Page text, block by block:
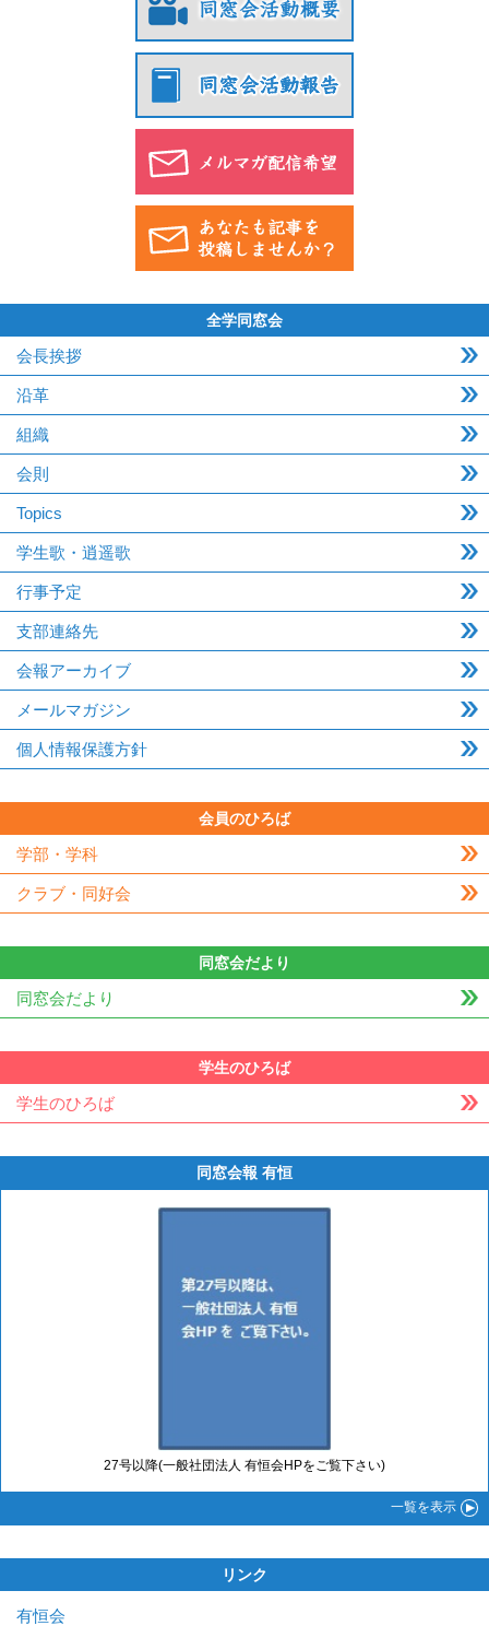
全学同窓会
会長挨拶
沿革
組織
会則
Topics
学生歌・逍遥歌
行事予定
支部連絡先
会報アーカイブ
メールマガジン
個人情報保護方針
会員のひろば
学部・学科
クラブ・同好会
同窓会だより
同窓会だより
学生のひろば
学生のひろば
同窓会報 有恒
27号以降(一般社団法人 有恒会HPをご覧下さい)
一覧を表示
リンク
有恒会